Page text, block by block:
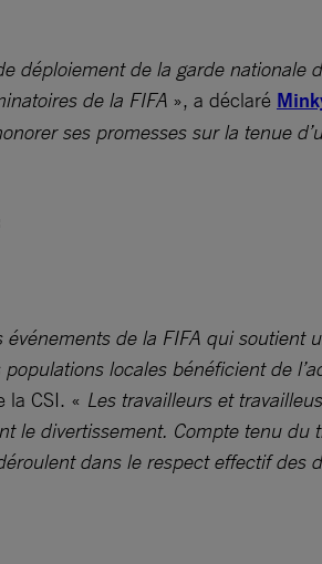
déploiement de la garde nationale
de la FIFA », a déclaré
ses promesses sur la tenue
de la FIFA qui soutient
locales bénéficient de
la CSI. « Les travailleurs et
le divertissement. Compte tenu du
dans le respect effectif des